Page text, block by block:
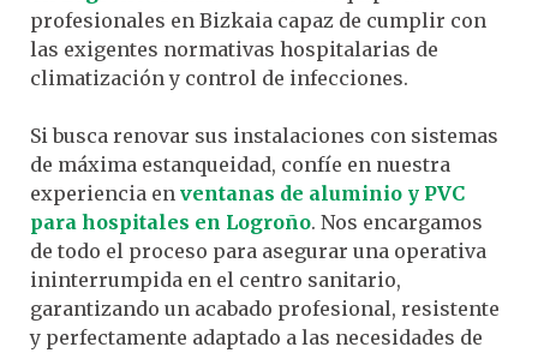
profesionales en Bizkaia capaz de cumplir con
las exigentes normativas hospitalarias de
climatización y control de infecciones.
Si busca renovar sus instalaciones con sistemas
de máxima estanqueidad, confíe en nuestra
experiencia en ventanas de aluminio y PVC
para hospitales en Logroño. Nos encargamos
de todo el proceso para asegurar una operativa
ininterrumpida en el centro sanitario,
garantizando un acabado profesional, resistente
y perfectamente adaptado a las necesidades de